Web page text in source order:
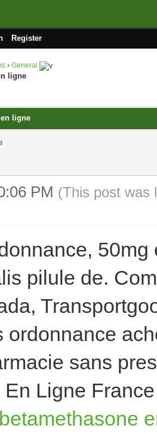
Register
› General
ligne
ligne
PM (This post was
pilule de.
ordonnance
sans
Ligne